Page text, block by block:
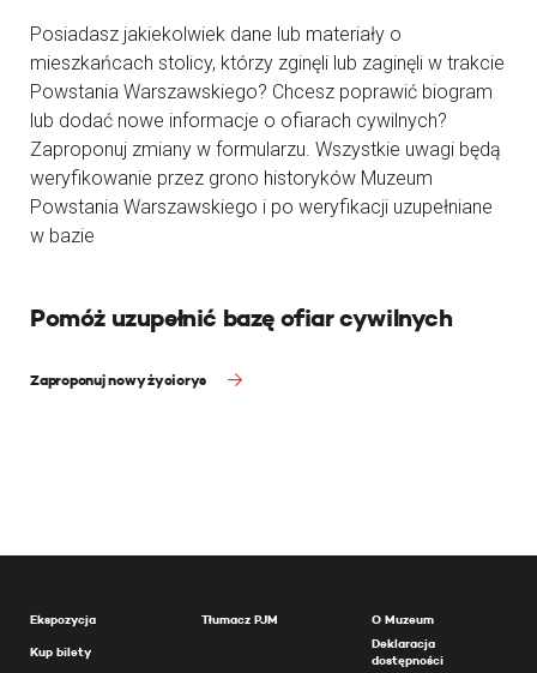
Posiadasz jakiekolwiek dane lub materiały o
mieszkańcach stolicy, którzy zginęli lub zaginęli w trakcie
Powstania Warszawskiego? Chcesz poprawić biogram
lub dodać nowe informacje o ofiarach cywilnych?
Zaproponuj zmiany w formularzu. Wszystkie uwagi będą
weryfikowanie przez grono historyków Muzeum
Powstania Warszawskiego i po weryfikacji uzupełniane
w bazie
Pomóż uzupełnić bazę ofiar cywilnych
Zaproponuj nowy życiorys
Ekspozycja
Kup bilety
Tłumacz PJM
O Muzeum
Deklaracja
dostępności